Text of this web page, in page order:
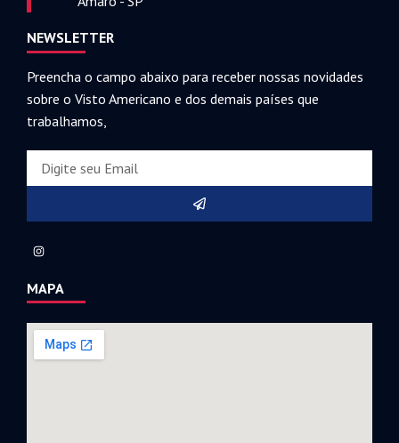
NEWSLETTER
Preencha o campo abaixo para receber nossas novidades
sobre o Visto Americano e dos demais países que
trabalhamos,
MAPA